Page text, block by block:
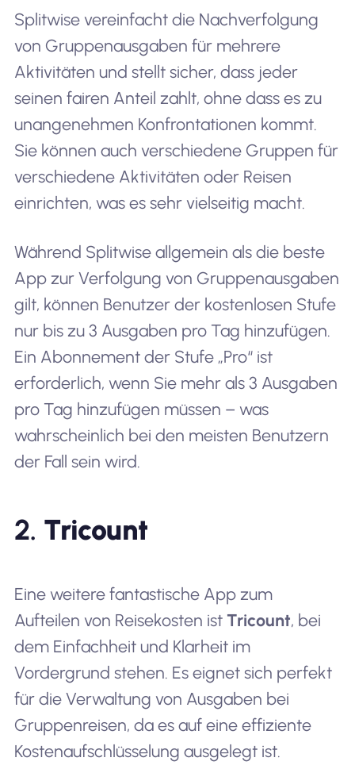
Splitwise vereinfacht die Nachverfolgung
von Gruppenausgaben für mehrere
Aktivitäten und stellt sicher, dass jeder
seinen fairen Anteil zahlt, ohne dass es zu
unangenehmen Konfrontationen kommt.
Sie können auch verschiedene Gruppen für
verschiedene Aktivitäten oder Reisen
einrichten, was es sehr vielseitig macht.
Während Splitwise allgemein als die beste
App zur Verfolgung von Gruppenausgaben
gilt, können Benutzer der kostenlosen Stufe
nur bis zu 3 Ausgaben pro Tag hinzufügen.
Ein Abonnement der Stufe „Pro“ ist
erforderlich, wenn Sie mehr als 3 Ausgaben
pro Tag hinzufügen müssen – was
wahrscheinlich bei den meisten Benutzern
der Fall sein wird.
2. Tricount
Eine weitere fantastische App zum
Aufteilen von Reisekosten ist Tricount, bei
dem Einfachheit und Klarheit im
Vordergrund stehen. Es eignet sich perfekt
für die Verwaltung von Ausgaben bei
Gruppenreisen, da es auf eine effiziente
Kostenaufschlüsselung ausgelegt ist.